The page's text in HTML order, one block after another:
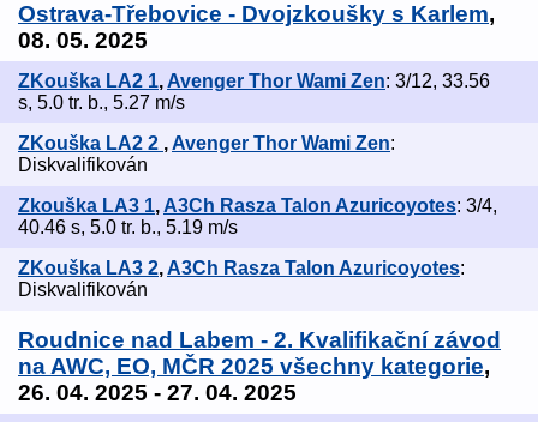
Ostrava-Třebovice - Dvojzkoušky s Karlem,
08. 05. 2025
ZKouška LA2 1, Avenger Thor Wami Zen: 3/12, 33.56
s, 5.0 tr. b., 5.27 m/s
ZKouška LA2 2 ,Avenger Thor Wami Zen:
Diskvalifikován
Zkouška LA3 1, A3Ch Rasza Talon Azuricoyotes: 3/4,
40.46 s, 5.0 tr. b., 5.19 m/s
ZKouška LA3 2,A3Ch Rasza Talon Azuricoyotes:
Diskvalifikován
Roudnice nad Labem - 2. Kvalifikační závod
na AWC, EO, MČR 2025 všechny kategorie,
26. 04. 2025 - 27. 04. 2025